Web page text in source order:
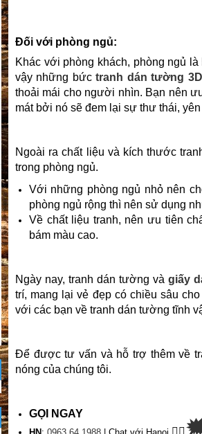
Đối với phòng ngủ:
Khác với phòng khách, phòng ngủ
vậy những bứctranh dán tường 3D
thoải mái cho người nhìn. Bạn nên
mát bởi nó sẽ đem lại sự thư thái,
Ngoài ra chất liệu và kích thước
trong phòng ngủ.
Với những phòng ngủ nhỏ nên
phòng ngủ rộng thì nên sử dụng
Về chất liệu tranh, nên ưu tiên
bám màu cao.
Ngày nay, tranh dán tường và giấy
trí, mang lại vẻ đẹp có chiều sâu
với các bạn về tranh dán tường tĩnh
Để được tư vấn và hỗ trợ thêm về
nóng của chúng tôi.
GỌI NGAY